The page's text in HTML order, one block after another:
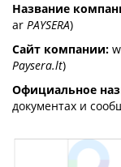
Название
ar PAYSERA)
Сайт компании:
Paysera.lt)
Официальное
документах и